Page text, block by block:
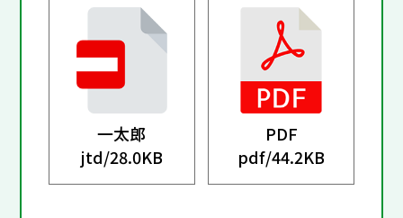
一太郎
jtd/28.0KB
PDF
pdf/44.2KB